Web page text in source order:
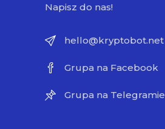
Napisz do nas!
hello@kryptobot.net
Grupa na Facebook
Grupa na Telegramie